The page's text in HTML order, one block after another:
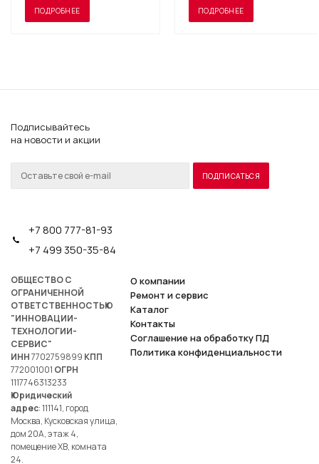
ПОДРОБНЕЕ ПОДРОБНЕЕ
Подписывайтесь
на новости и акции
+7 800 777-81-93
+7 499 350-35-84
ОБЩЕСТВО С
ОГРАНИЧЕННОЙ
ОТВЕТСТВЕННОСТЬЮ
"ИННОВАЦИИ-
ТЕХНОЛОГИИ-
СЕРВИС"
ИНН7702759899 КПП
772001001 ОГРН
1117746313233
Юридический
адрес: 111141, город
Москва, Кусковская улица,
дом 20А, этаж 4,
помещение ХВ, комната
24.
О компании
Ремонт и сервис
Каталог
Контакты
Соглашение на обработку ПД
Политика конфиденциальности